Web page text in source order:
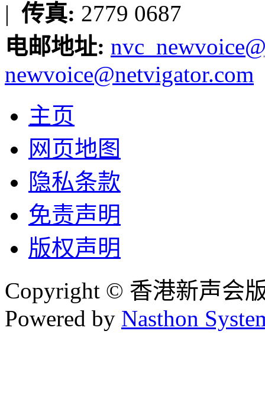
| 传真: 2779 0687
电邮地址:
newvoice@netvigator.com
主页
网页地图
隐私条款
免责声明
版权声明
Copyright © 香港新声会
Powered by Nasthon